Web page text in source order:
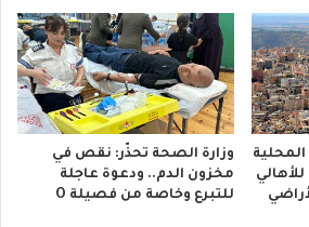
وزارة الصحة تحذّر: نقص في
مخزون الدم.. ودعوة عاجلة
للتبرع وخاصة من فصيلة O